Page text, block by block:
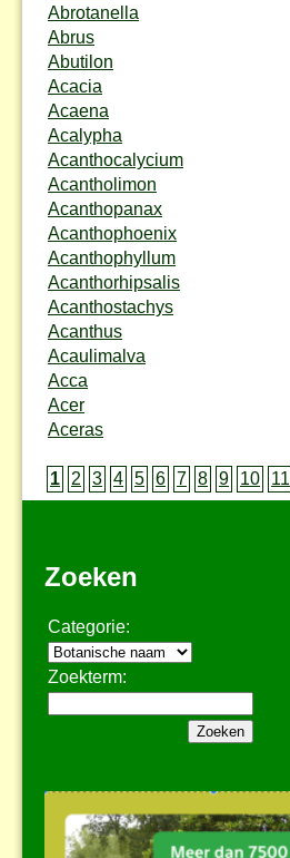
Abrotanella
Abrus
Abutilon
Acacia
Acaena
Acalypha
Acanthocalycium
Acantholimon
Acanthopanax
Acanthophoenix
Acanthophyllum
Acanthorhipsalis
Acanthostachys
Acanthus
Acaulimalva
Acca
Acer
Aceras
1 2 3 4 5 6 7 8 9 10 11
Zoeken
Categorie:
Zoekterm: